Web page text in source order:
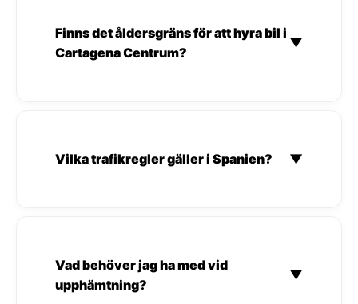
Finns det åldersgräns för att hyra bil i
Cartagena Centrum?
▼
Vilka trafikregler gäller i Spanien? ▼
Vad behöver jag ha med vid
upphämtning?
▼